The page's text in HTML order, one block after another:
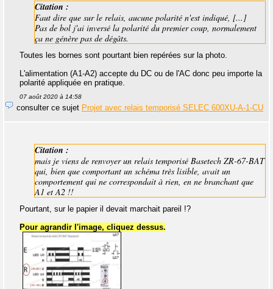
Citation :
Faut dire que sur le relais, aucune polarité n'est indiqué, [...]
Pas de bol j'ai inversé la polarité du premier coup, normalement
ça ne génère pas de dégâts.
Toutes les bornes sont pourtant bien repérées sur la photo.
L'alimentation (A1-A2) accepte du DC ou de l'AC donc peu importe la
polarité appliquée en pratique.
07 août 2020 à 14:58
consulter ce sujet Projet avec relais temporisé SELEC 600XU-A-1-CU
Citation :
mais je viens de renvoyer un relais temporisé Basetech ZR-67-BAT
qui, bien que comportant un schéma très lisible, avait un
comportement qui ne correspondait à rien, en ne branchant que
A1 et A2 !!
Pourtant, sur le papier il devait marchait pareil !?
Pour agrandir l'image, cliquez dessus.